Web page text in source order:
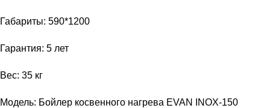
Габариты: 590*1200
Гарантия: 5 лет
Вес: 35 кг
Модель: Бойлер косвенного нагрева EVAN INOX-150